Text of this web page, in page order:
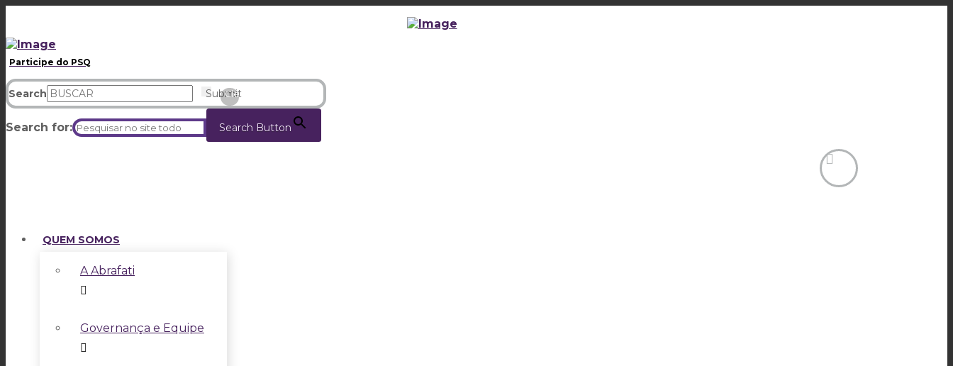
Participe do PSQ
Search Submit
Clear
Search for: Search Button
QUEM SOMOS
A Abrafati
Governança e Equipe